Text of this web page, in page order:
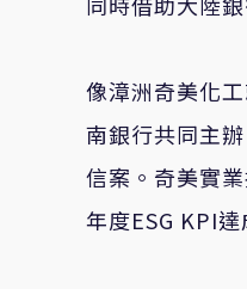
像漳洲奇美化
南銀行共同主
信案。奇美實
年度ESG KPI